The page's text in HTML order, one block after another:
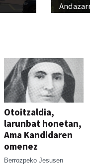
Otoitzaldia,
larunbat honetan,
Ama Kandidaren
omenez
Berrozpeko Jesusen